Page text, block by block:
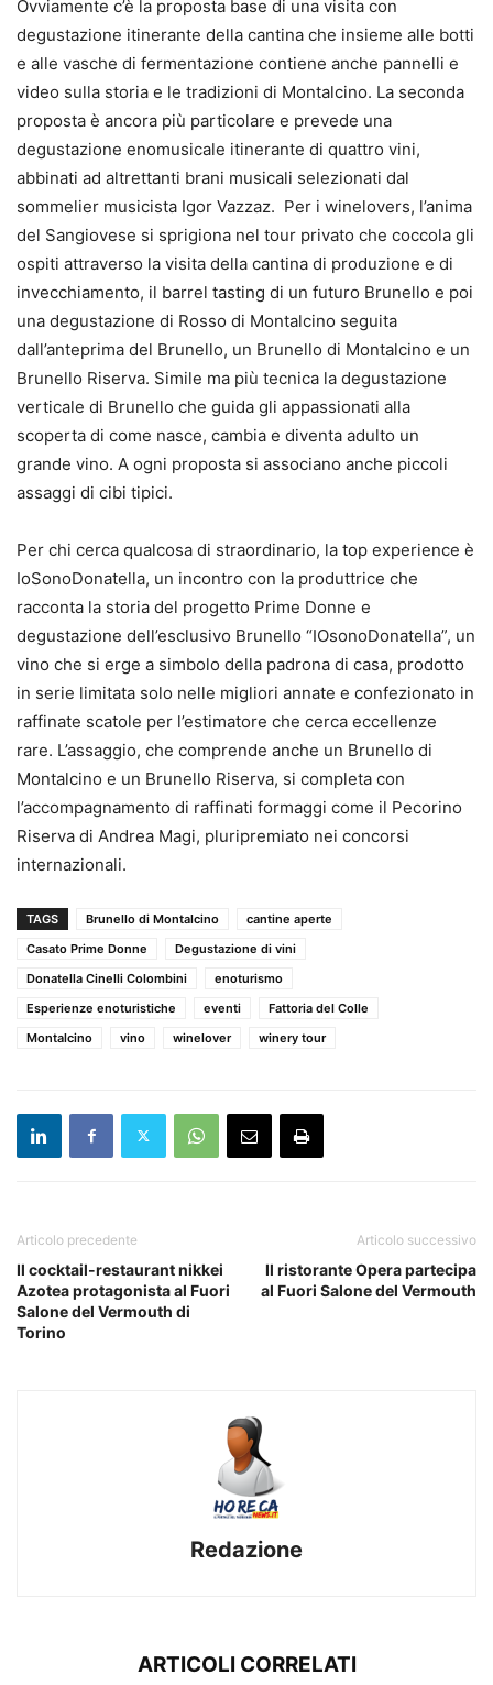
Ovviamente c’è la proposta base di una visita con
degustazione itinerante della cantina che insieme alle botti
e alle vasche di fermentazione contiene anche pannelli e
video sulla storia e le tradizioni di Montalcino. La seconda
proposta è ancora più particolare e prevede una
degustazione enomusicale itinerante di quattro vini,
abbinati ad altrettanti brani musicali selezionati dal
sommelier musicista Igor Vazzaz. Per i winelovers, l’anima
del Sangiovese si sprigiona nel tour privato che coccola gli
ospiti attraverso la visita della cantina di produzione e di
invecchiamento, il barrel tasting di un futuro Brunello e poi
una degustazione di Rosso di Montalcino seguita
dall’anteprima del Brunello, un Brunello di Montalcino e un
Brunello Riserva. Simile ma più tecnica la degustazione
verticale di Brunello che guida gli appassionati alla
scoperta di come nasce, cambia e diventa adulto un
grande vino. A ogni proposta si associano anche piccoli
assaggi di cibi tipici.
Per chi cerca qualcosa di straordinario, la top experience è
IoSonoDonatella, un incontro con la produttrice che
racconta la storia del progetto Prime Donne e
degustazione dell’esclusivo Brunello “IOsonoDonatella”, un
vino che si erge a simbolo della padrona di casa, prodotto
in serie limitata solo nelle migliori annate e confezionato in
raffinate scatole per l’estimatore che cerca eccellenze
rare. L’assaggio, che comprende anche un Brunello di
Montalcino e un Brunello Riserva, si completa con
l’accompagnamento di raffinati formaggi come il Pecorino
Riserva di Andrea Magi, pluripremiato nei concorsi
internazionali.
TAGS Brunello di Montalcino
cantine aperte
Casato Prime Donne
Degustazione di vini
Donatella Cinelli Colombini
enoturismo
Esperienze enoturistiche
eventi
Fattoria del Colle
Montalcino
vino winelover winery tour
Articolo precedente
Il cocktail-restaurant nikkei
Azotea protagonista al Fuori
Salone del Vermouth di
Torino
Articolo successivo
Il ristorante Opera partecipa
al Fuori Salone del Vermouth
Redazione
ARTICOLI CORRELATI